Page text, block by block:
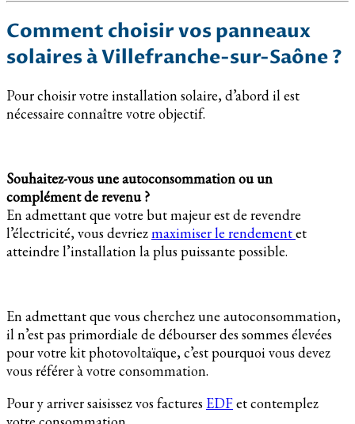
Comment choisir vos panneaux
solaires à Villefranche-sur-Saône ?
Pour choisir votre installation solaire, d’abord il est
nécessaire connaître votre objectif.
Souhaitez-vous une autoconsommation ou un
complément de revenu ?
En admettant que votre but majeur est de revendre
l’électricité, vous devriez maximiser le rendementet
atteindre l’installation la plus puissante possible.
En admettant que vous cherchez une autoconsommation,
il n’est pas primordiale de débourser des sommes élevées
pour votre kit photovoltaïque, c’est pourquoi vous devez
vous référer à votre consommation.
Pour y arriver saisissez vos factures EDFet contemplez